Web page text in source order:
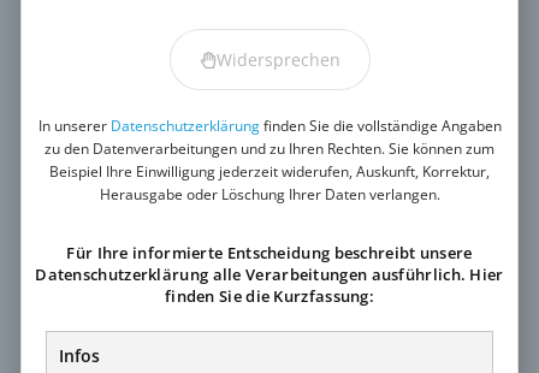
jederzeit wieder abmelden- mit nur einem
Klick! Wir schützen Ihre personenbezogenen Daten
leidenschaftlich.Datenschutzerklärunganzeigen.
Widersprechen
In unserer Datenschutzerklärungfinden Sie die vollständige Angaben
zu den Datenverarbeitungen und zu Ihren Rechten. Sie können zum
Beispiel Ihre Einwilligung jederzeit widerufen, Auskunft, Korrektur,
Herausgabe oder Löschung Ihrer Daten verlangen.
Für Ihre informierte Entscheidung beschreibt unsere
Datenschutzerklärung alle Verarbeitungen ausführlich. Hier
finden Sie die Kurzfassung:
Infos